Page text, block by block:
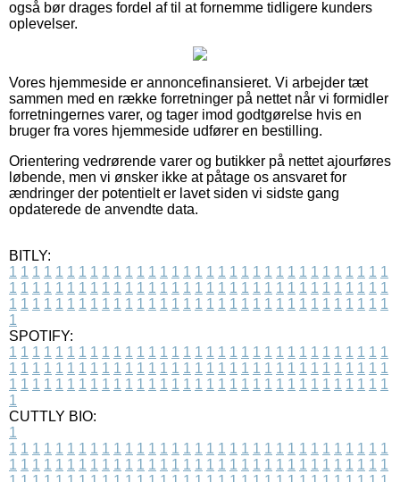
også bør drages fordel af til at fornemme tidligere kunders
oplevelser.
Vores hjemmeside er annoncefinansieret. Vi arbejder tæt
sammen med en række forretninger på nettet når vi formidler
forretningernes varer, og tager imod godtgørelse hvis en
bruger fra vores hjemmeside udfører en bestilling.
Orientering vedrørende varer og butikker på nettet ajourføres
løbende, men vi ønsker ikke at påtage os ansvaret for
ændringer der potentielt er lavet siden vi sidste gang
opdaterede de anvendte data.
BITLY:
1 1 1 1 1 1 1 1 1 1 1 1 1 1 1 1 1 1 1 1 1 1 1 1 1 1 1 1 1 1 1 1 1
1 1 1 1 1 1 1 1 1 1 1 1 1 1 1 1 1 1 1 1 1 1 1 1 1 1 1 1 1 1 1 1 1
1 1 1 1 1 1 1 1 1 1 1 1 1 1 1 1 1 1 1 1 1 1 1 1 1 1 1 1 1 1 1 1 1
1
SPOTIFY:
1 1 1 1 1 1 1 1 1 1 1 1 1 1 1 1 1 1 1 1 1 1 1 1 1 1 1 1 1 1 1 1 1
1 1 1 1 1 1 1 1 1 1 1 1 1 1 1 1 1 1 1 1 1 1 1 1 1 1 1 1 1 1 1 1 1
1 1 1 1 1 1 1 1 1 1 1 1 1 1 1 1 1 1 1 1 1 1 1 1 1 1 1 1 1 1 1 1 1
1
CUTTLY BIO:
1
1 1 1 1 1 1 1 1 1 1 1 1 1 1 1 1 1 1 1 1 1 1 1 1 1 1 1 1 1 1 1 1 1
1 1 1 1 1 1 1 1 1 1 1 1 1 1 1 1 1 1 1 1 1 1 1 1 1 1 1 1 1 1 1 1 1